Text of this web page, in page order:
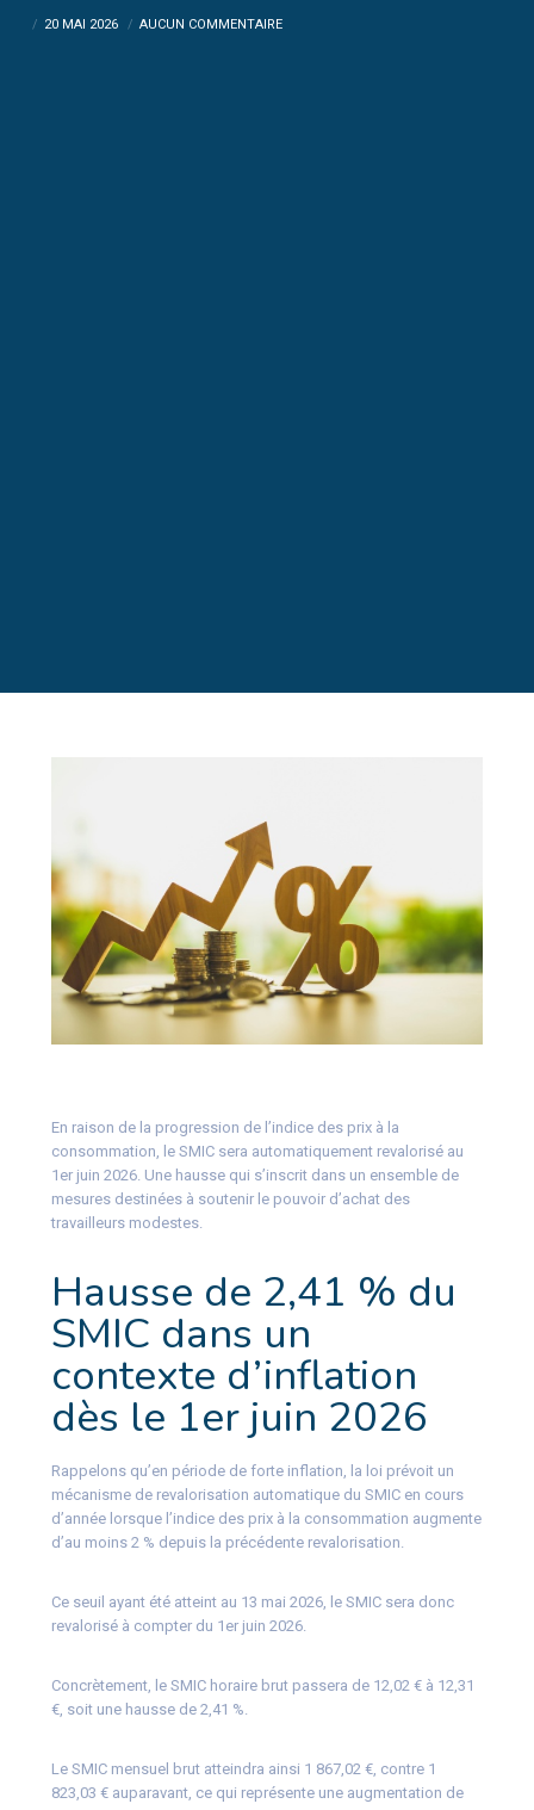
20 MAI 2026 AUCUN COMMENTAIRE
En raison de la progression de l’indice des prix à la
consommation, le SMIC sera automatiquement revalorisé au
1er juin 2026. Une hausse qui s’inscrit dans un ensemble de
mesures destinées à soutenir le pouvoir d’achat des
travailleurs modestes.
Hausse de 2,41 % du
SMIC dans un
contexte d’inflation
dès le 1er juin 2026
Rappelons qu’en période de forte inflation, la loi prévoit un
mécanisme de revalorisation automatique du SMIC en cours
d’année lorsque l’indice des prix à la consommation augmente
d’au moins 2 % depuis la précédente revalorisation.
Ce seuil ayant été atteint au 13 mai 2026, le SMIC sera donc
revalorisé à compter du 1er juin 2026.
Concrètement, le SMIC horaire brut passera de 12,02 € à 12,31
€, soit une hausse de 2,41 %.
Le SMIC mensuel brut atteindra ainsi 1 867,02 €, contre 1
823,03 € auparavant, ce qui représente une augmentation de